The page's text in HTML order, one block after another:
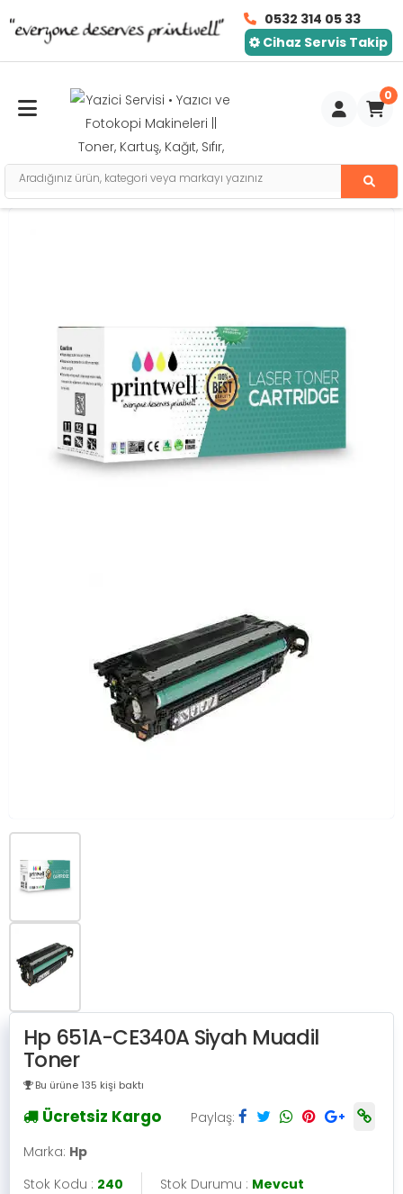
0532 314 05 33
Cihaz Servis Takip
Toggle mobile menu 0
Hp 651A-CE340A Siyah Muadil
Toner
Bu ürüne 135 kişi baktı
Ücretsiz Kargo
Paylaş:
Marka: Hp
Stok Kodu : 240 Stok Durumu : Mevcut